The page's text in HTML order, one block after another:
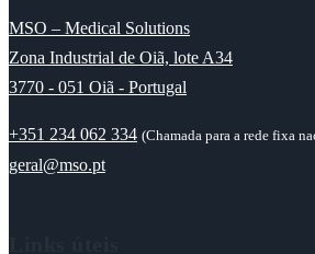
MSO – Medical Solutions
Zona Industrial de Oiã, lote A34
3770 - 051 Oiã - Portugal
+351 234 062 334 (Chamada para a rede fixa
geral@mso.pt